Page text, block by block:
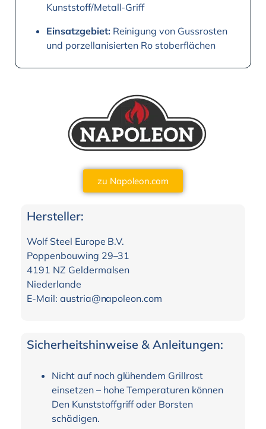
Kunststoff/Metall-Griff
Einsatzgebiet:Reinigung von Gussrosten
und porzellanisierten Ro stoberflächen
zu Napoleon.com
Hersteller:
Wolf Steel Europe B.V.
Poppenbouwing 29–31
4191 NZ Geldermalsen
Niederlande
E-Mail: austria@napoleon.com
Sicherheitshinweise & Anleitungen:
Nicht auf noch glühendem Grillrost
einsetzen – hohe Temperaturen können
Den Kunststoffgriff oder Borsten
schädigen.